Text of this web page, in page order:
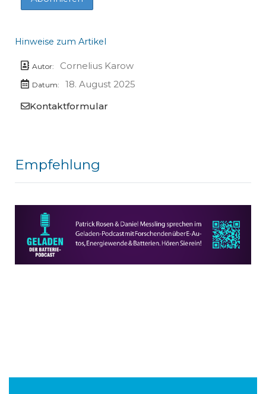
Hinweise zum Artikel
Autor: Cornelius Karow
Datum:
18. August 2025
Kontaktformular
Empfehlung